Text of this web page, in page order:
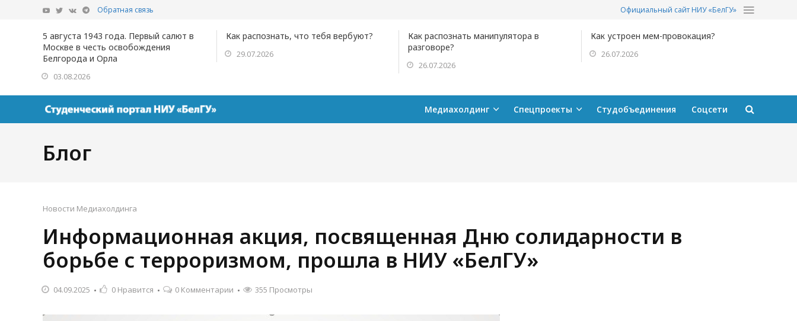
Обратная связь Официальный сайт НИУ «БелГУ»
5 августа 1943 года. Первый салют в
Москве в честь освобождения
Белгорода и Орла
03.08.2026
Как распознать, что тебя вербуют?
29.07.2026
Как распознать манипулятора в
разговоре?
26.07.2026
Как устроен мем-провокация?
26.07.2026
Медиахолдинг Спецпроекты Студобъединения Соцсети
Блог
Новости Медиахолдинга
Информационная акция, посвященная Дню солидарности в
борьбе с терроризмом, прошла в НИУ «БелГУ»
04.09.2025 0 Нравится 0 Комментарии 355 Просмотры